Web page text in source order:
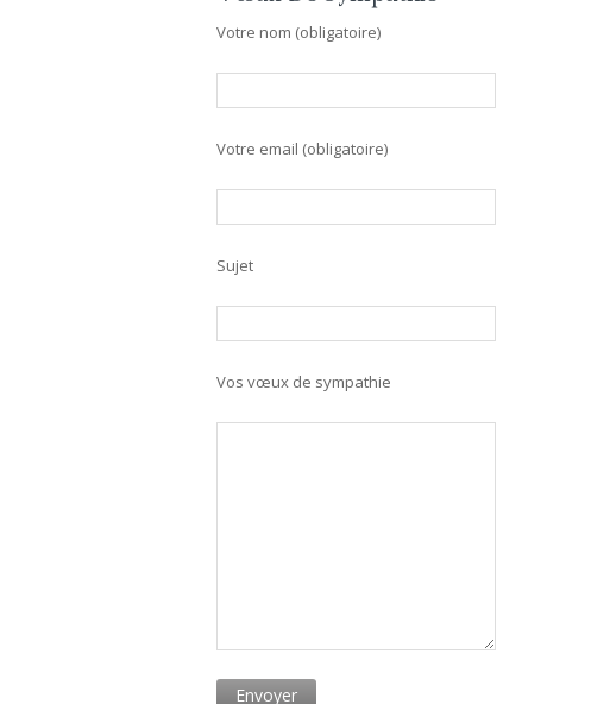
Votre nom (obligatoire)
Votre email (obligatoire)
Sujet
Vos vœux de sympathie